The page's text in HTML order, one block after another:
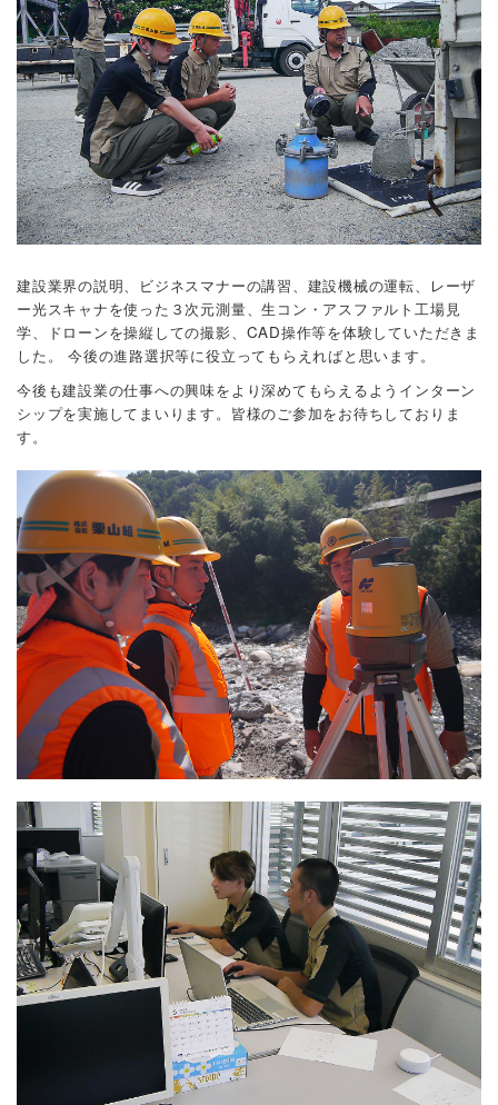
建設業界の説明、ビジネスマナーの講習、建設機械の運転、レーザ
ー光スキャナを使った３次元測量、生コン・アスファルト工場見
学、ドローンを操縦しての撮影、CAD操作等を体験していただきま
した。
今後の進路選択等に役立ってもらえればと思います。
今後も建設業の仕事への興味をより深めてもらえるようインターン
シップを実施してまいります。皆様のご参加をお待ちしておりま
す。